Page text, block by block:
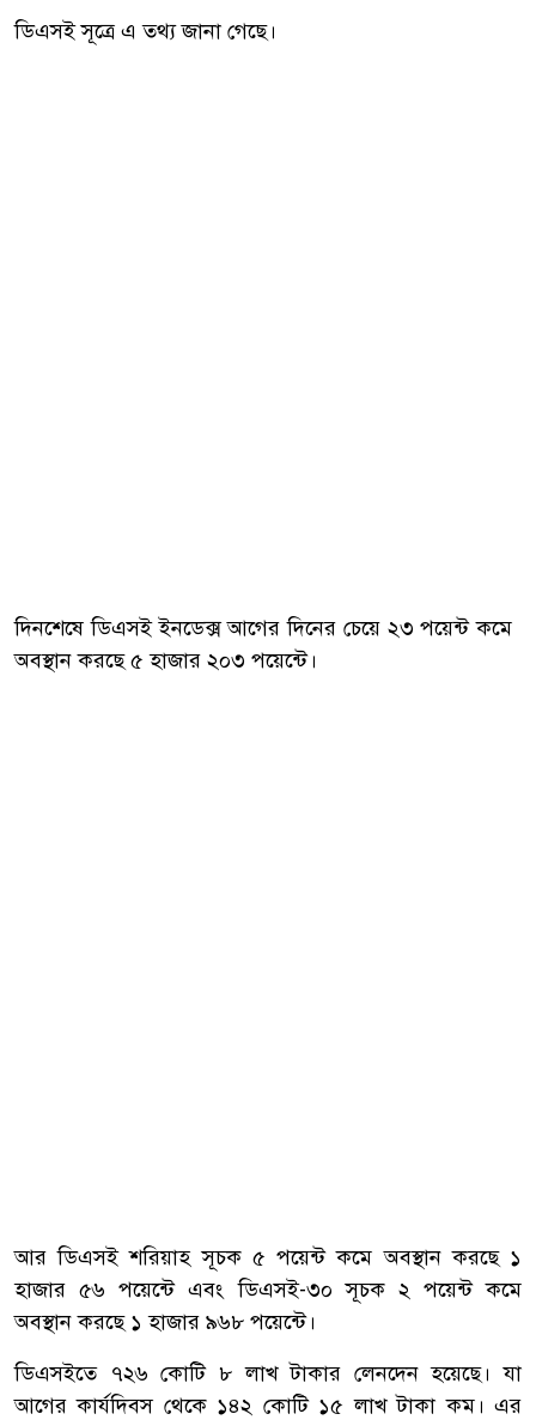
ডিএসই সূত্রে এ তথ্য জানা গেছে।
দিনশেষে ডিএসই ইনডেক্স আগের দিনের চেয়ে ২৩ পয়েন্ট কমে
অবস্থান করছে ৫ হাজার ২০৩ পয়েন্টে।
আর ডিএসই শরিয়াহ সূচক ৫ পয়েন্ট কমে অবস্থান করছে ১
হাজার ৫৬ পয়েন্টে এবং ডিএসই-৩০ সূচক ২ পয়েন্ট কমে
অবস্থান করছে ১ হাজার ৯৬৮ পয়েন্টে।
ডিএসইতে ৭২৬ কোটি ৮ লাখ টাকার লেনদেন হয়েছে। যা
আগের কার্যদিবস থেকে ১৪২ কোটি ১৫ লাখ টাকা কম। এর